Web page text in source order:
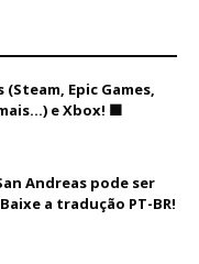
Epic Games,
e Xbox! 🟩
Andreas pode ser
a tradução PT-BR!